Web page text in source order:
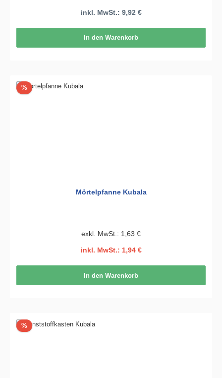
inkl. MwSt.: 9,92 €
In den Warenkorb
%Rabatt
Mörtelpfanne Kubala
exkl. MwSt.: 1,63 €
inkl. MwSt.: 1,94 €
In den Warenkorb
%Rabatt